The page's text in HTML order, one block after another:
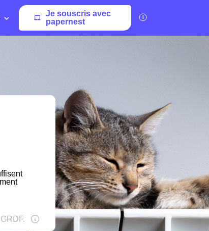
Je souscris avec
papernest